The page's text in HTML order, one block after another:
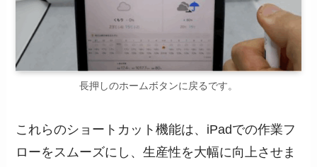
長押しのホームボタンに戻るです。
これらのショートカット機能は、iPadでの作業フ
ローをスムーズにし、生産性を大幅に向上させま